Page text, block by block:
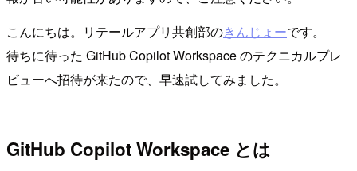
こんにちは。リテールアプリ共創部のきんじょーです。
待ちに待った GitHub Copilot Workspace のテクニカルプレ
ビューへ招待が来たので、早速試してみました。
GitHub Copilot Workspace とは